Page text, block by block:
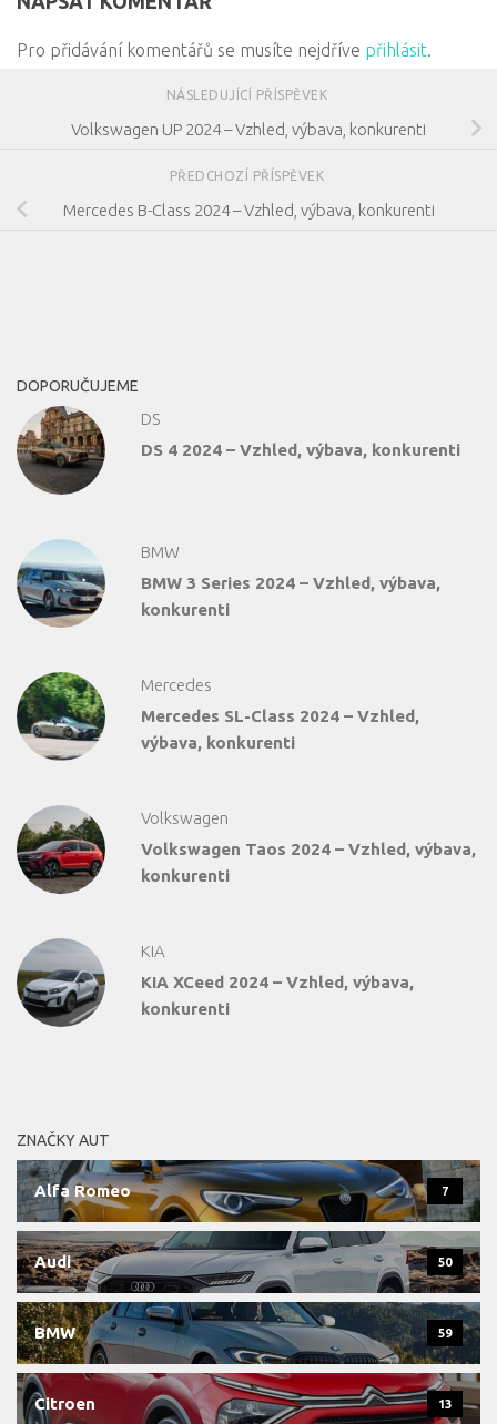
Pro přidávání komentářů se musíte nejdříve přihlásit.
NÁSLEDUJÍCÍ PŘÍSPĚVEK
Volkswagen UP 2024 – Vzhled, výbava, konkurenti
PŘEDCHOZÍ PŘÍSPĚVEK
Mercedes B-Class 2024 – Vzhled, výbava, konkurenti
DOPORUČUJEME
DS
DS 4 2024 – Vzhled, výbava, konkurenti
BMW
BMW 3 Series 2024 – Vzhled, výbava,
konkurenti
Mercedes
Mercedes SL-Class 2024 – Vzhled,
výbava, konkurenti
Volkswagen
Volkswagen Taos 2024 – Vzhled, výbava,
konkurenti
KIA
KIA XCeed 2024 – Vzhled, výbava,
konkurenti
ZNAČKY AUT
Alfa Romeo 7
Audi 50
BMW 59
Citroen 13